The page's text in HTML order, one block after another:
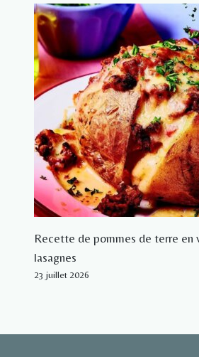
Recette de pommes de terre en
lasagnes
23 juillet 2026